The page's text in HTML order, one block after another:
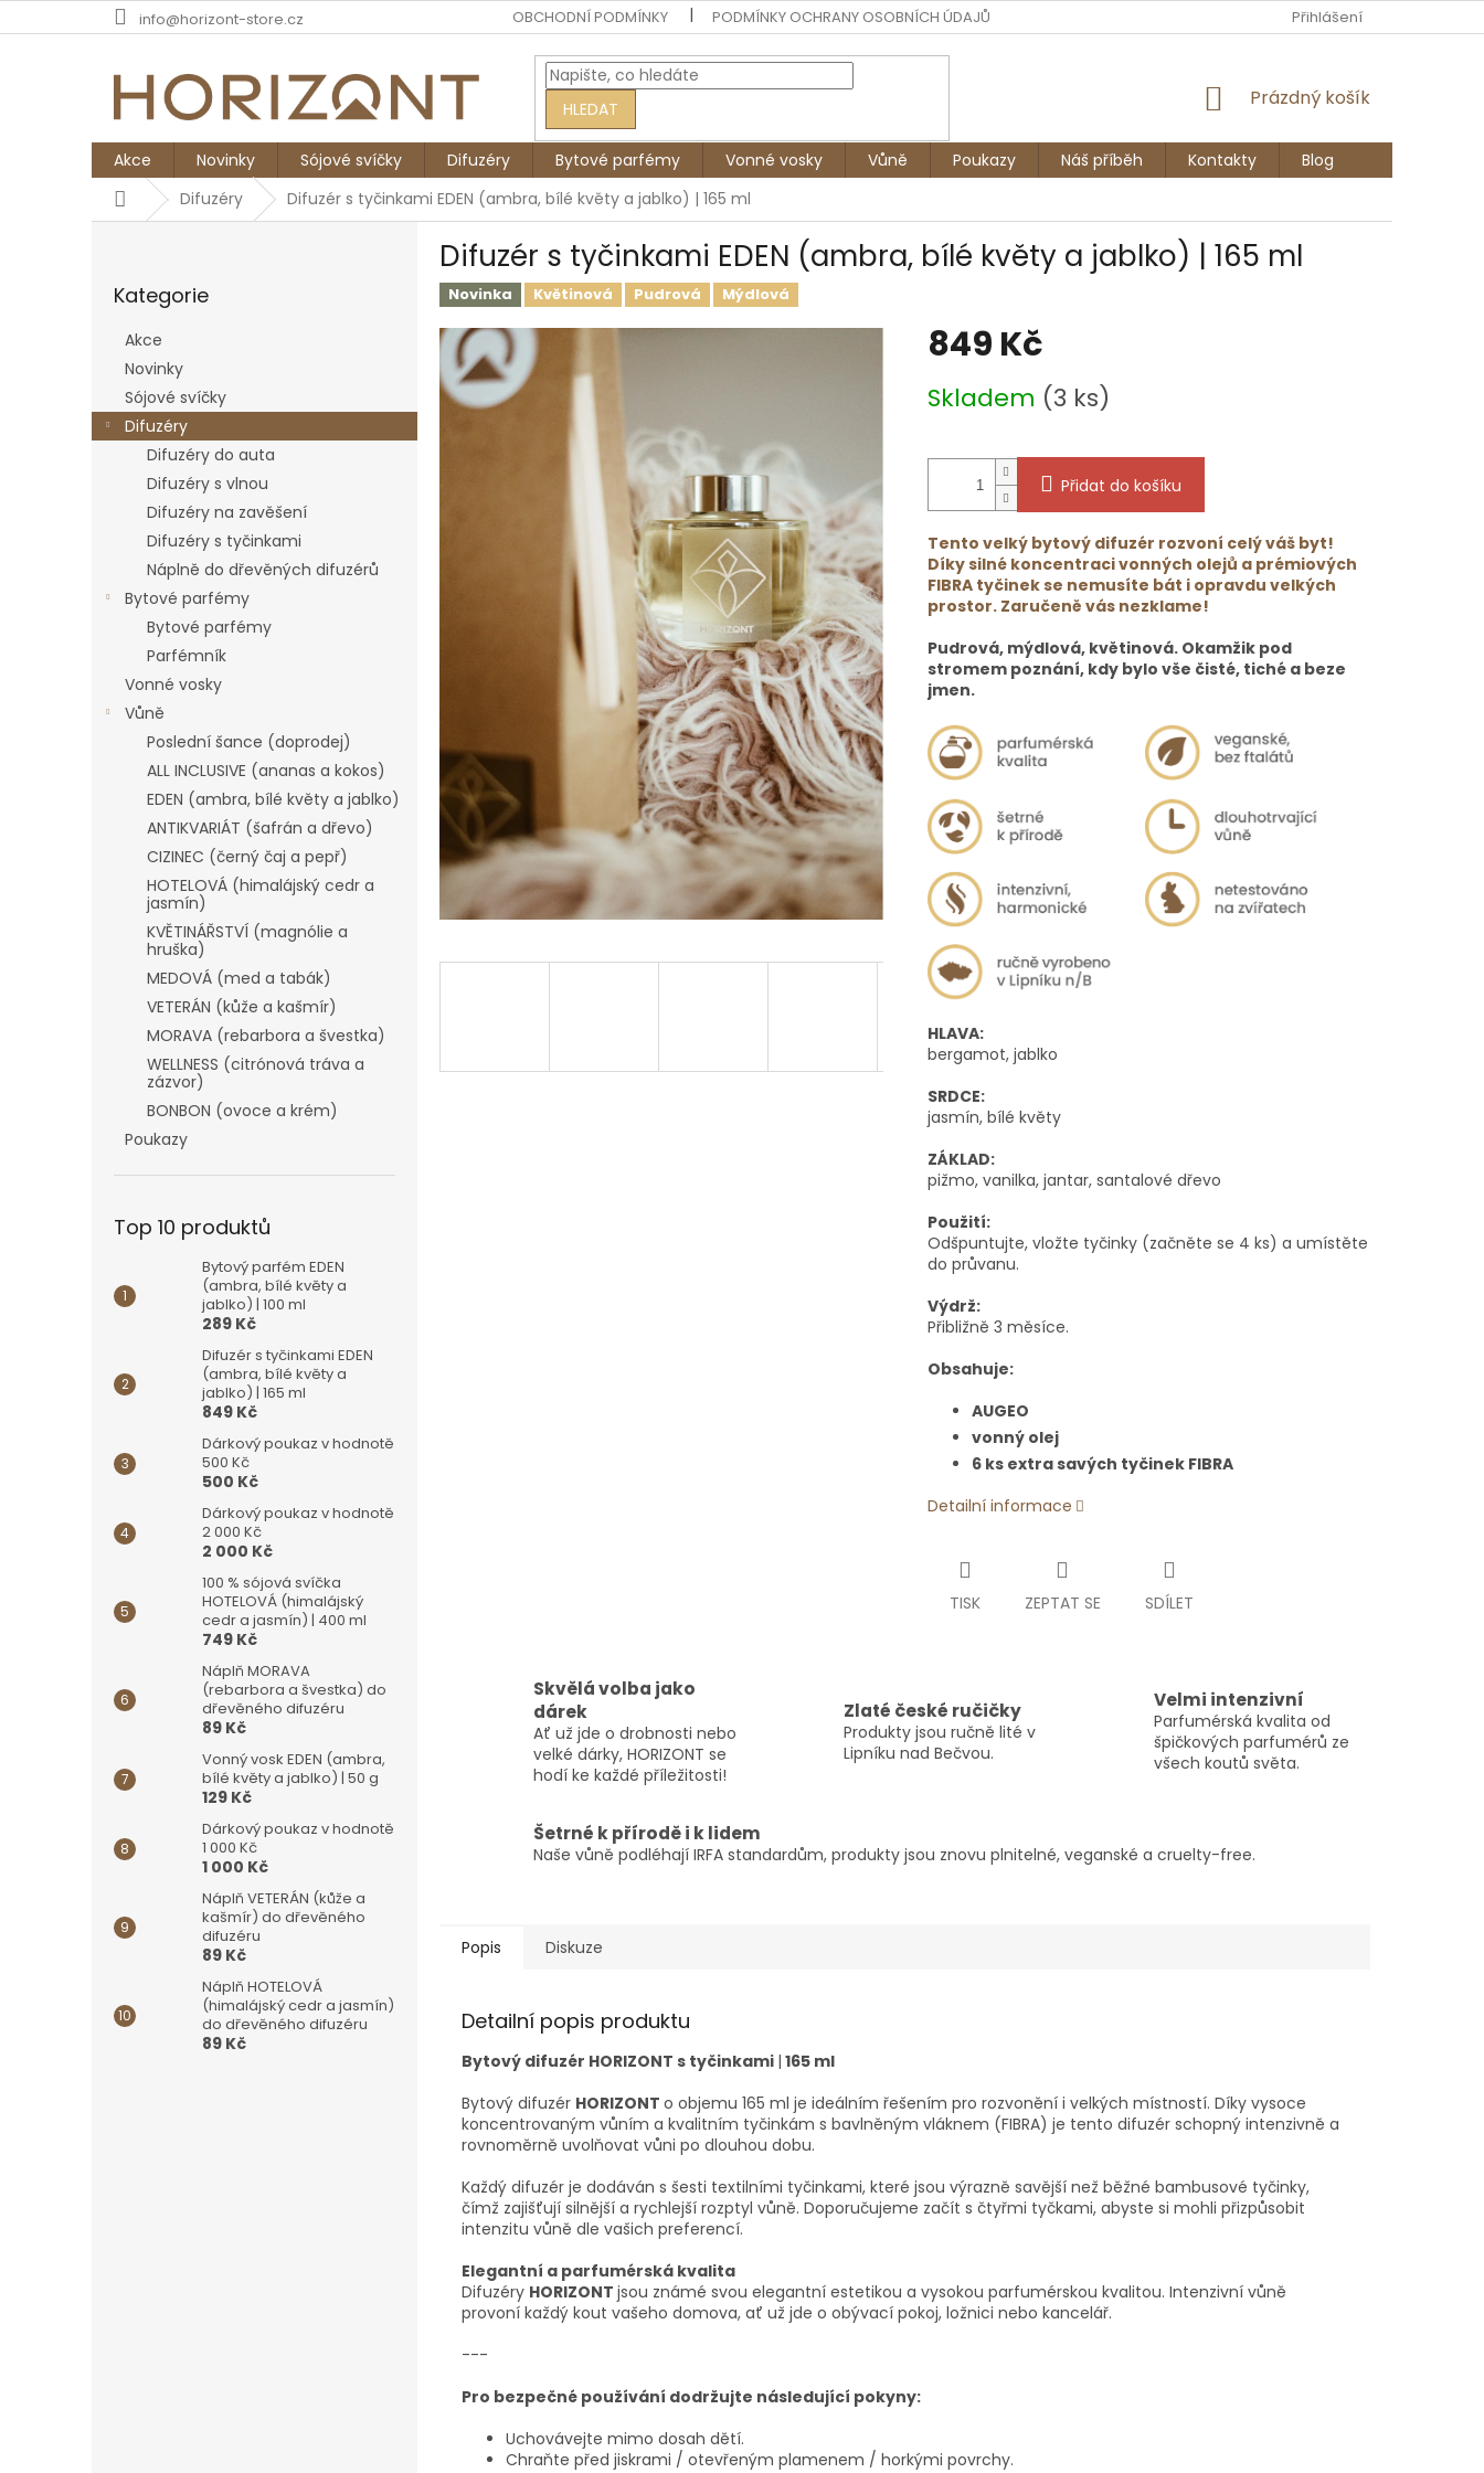
na
info@horizont-store.cz OBCHODNÍ PODMÍNKY PODMÍNKY OCHRANY OSOBNÍCH ÚDAJŮ Přihlášení
HLEDAT
NÁKUPNÍ
Prázdný košík
Akce Novinky Sójové svíčky Difuzéry Bytové parfémy Vonné vosky Vůně Poukazy Náš příběh Kontakty
Blog
DomůDifuzéry Difuzér s tyčinkami EDEN (ambra, bílé květy a jablko) | 165 ml
kategorie
Kategorie
Akce
Novinky
Sójové svíčky
Difuzéry
Difuzéry do auta
Difuzéry s vlnou
Difuzéry na zavěšení
Difuzéry s tyčinkami
Náplně do dřevěných difuzérů
Bytové parfémy
Bytové parfémy
Parfémník
Vonné vosky
Vůně
Poslední šance (doprodej)
ALL INCLUSIVE (ananas a kokos)
EDEN (ambra, bílé květy a jablko)
ANTIKVARIÁT (šafrán a dřevo)
CIZINEC (černý čaj a pepř)
HOTELOVÁ (himalájský cedr a
jasmín)
KVĚTINÁŘSTVÍ (magnólie a
hruška)
MEDOVÁ (med a tabák)
VETERÁN (kůže a kašmír)
MORAVA (rebarbora a švestka)
WELLNESS (citrónová tráva a
zázvor)
BONBON (ovoce a krém)
Poukazy
Top 10 produktů
Bytový parfém EDEN
(ambra, bílé květy a
jablko) | 100 ml
289 Kč
Difuzér s tyčinkami EDEN
(ambra, bílé květy a
jablko) | 165 ml
849 Kč
Dárkový poukaz v hodnotě
500 Kč
500 Kč
Dárkový poukaz v hodnotě
2 000 Kč
2 000 Kč
100 % sójová svíčka
HOTELOVÁ (himalájský
cedr a jasmín) | 400 ml
749 Kč
Náplň MORAVA
(rebarbora a švestka) do
dřevěného difuzéru
89 Kč
Vonný vosk EDEN (ambra,
bílé květy a jablko) | 50 g
129 Kč
Dárkový poukaz v hodnotě
1 000 Kč
1 000 Kč
Náplň VETERÁN (kůže a
kašmír) do dřevěného
difuzéru
89 Kč
Náplň HOTELOVÁ
(himalájský cedr a jasmín)
do dřevěného difuzéru
89 Kč
Difuzér s tyčinkami EDEN (ambra, bílé květy a jablko) | 165 ml
Novinka Květinová Pudrová Mýdlová
849 Kč
cena:
Skladem (3 ks)
Přidat do košíku
Tento velký bytový difuzér rozvoní celý váš byt!
Díky silné koncentraci vonných olejů a prémiových
FIBRA tyčinek se nemusíte bát i opravdu velkých
prostor. Zaručeně vás nezklame!
Pudrová, mýdlová, květinová. Okamžik pod
stromem poznání, kdy bylo vše čisté, tiché a beze
jmen.
HLAVA:
bergamot, jablko
SRDCE:
jasmín, bílé květy
ZÁKLAD:
pižmo, vanilka, jantar, santalové dřevo
Použití:
Odšpuntujte, vložte tyčinky (začněte se 4 ks) a umístěte
do průvanu.
Výdrž:
Přibližně 3 měsíce.
Obsahuje:
AUGEO
vonný olej
6 ks extra savých tyčinek FIBRA
Detailní informace
TISK ZEPTAT SE SDÍLET
Skvělá volba jako
dárek
Ať už jde o drobnosti nebo
velké dárky, HORIZONT se
hodí ke každé příležitosti!
Zlaté české ručičky
Produkty jsou ručně lité v
Lipníku nad Bečvou.
Velmi intenzivní
Parfumérská kvalita od
špičkových parfumérů ze
všech koutů světa.
Šetrné k přírodě i k lidem
Naše vůně podléhají IRFA standardům, produkty jsou znovu plnitelné, veganské a cruelty-free.
Popis Diskuze
Detailní popis produktu
Bytový difuzér HORIZONT s tyčinkami | 165 ml
Bytový difuzér HORIZONT o objemu 165 ml je ideálním řešením pro rozvonění i velkých místností. Díky vysoce
koncentrovaným vůním a kvalitním tyčinkám s bavlněným vláknem (FIBRA) je tento difuzér schopný intenzivně a
rovnoměrně uvolňovat vůni po dlouhou dobu.
Každý difuzér je dodáván s šesti textilními tyčinkami, které jsou výrazně savější než běžné bambusové tyčinky,
čímž zajišťují silnější a rychlejší rozptyl vůně. Doporučujeme začít s čtyřmi tyčkami, abyste si mohli přizpůsobit
intenzitu vůně dle vašich preferencí.
Elegantní a parfumérská kvalita
Difuzéry HORIZONT jsou známé svou elegantní estetikou a vysokou parfumérskou kvalitou. Intenzivní vůně
provoní každý kout vašeho domova, ať už jde o obývací pokoj, ložnici nebo kancelář.
---
Pro bezpečné používání dodržujte následující pokyny:
Uchovávejte mimo dosah dětí.
Chraňte před jiskrami / otevřeným plamenem / horkými povrchy.